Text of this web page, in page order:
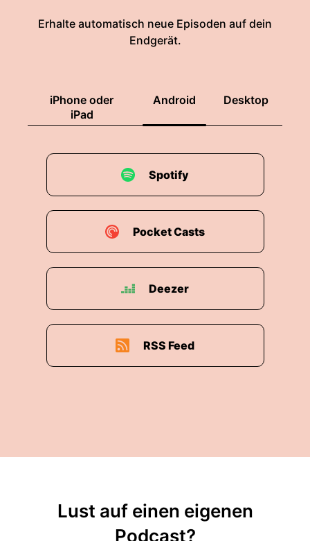
Erhalte automatisch neue Episoden auf dein
Endgerät.
iPhone oder
iPad
Android Desktop
Spotify
Pocket Casts
Deezer
RSS Feed
Lust auf einen eigenen
Podcast?